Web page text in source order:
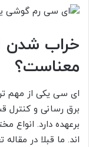
خراب شدن
معناست؟
ای سی یکی از مهم
برق رسانی و
اند. ما قبلا در مقاله